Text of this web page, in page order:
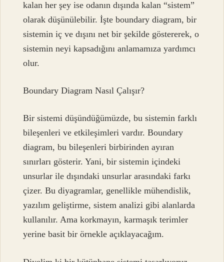
kalan her şey ise odanın dışında kalan “sistem”
olarak düşünülebilir. İşte boundary diagram, bir
sistemin iç ve dışını net bir şekilde göstererek, o
sistemin neyi kapsadığını anlamamıza yardımcı
olur.
Boundary Diagram Nasıl Çalışır?
Bir sistemi düşündüğümüzde, bu sistemin farklı
bileşenleri ve etkileşimleri vardır. Boundary
diagram, bu bileşenleri birbirinden ayıran
sınırları gösterir. Yani, bir sistemin içindeki
unsurlar ile dışındaki unsurlar arasındaki farkı
çizer. Bu diyagramlar, genellikle mühendislik,
yazılım geliştirme, sistem analizi gibi alanlarda
kullanılır. Ama korkmayın, karmaşık terimler
yerine basit bir örnekle açıklayacağım.